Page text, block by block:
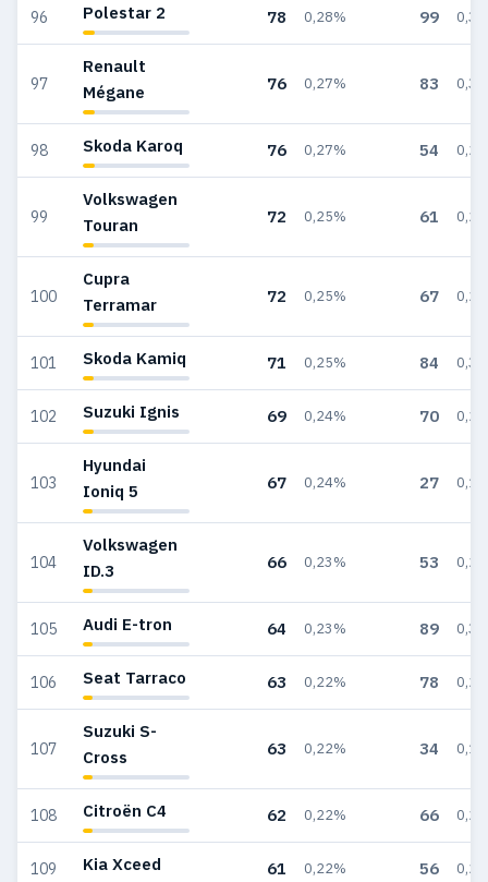
96 Polestar 2 78 0,28% 99
97
Renault
Mégane
76 0,27% 83
98 Skoda Karoq 76 0,27% 54
99
Volkswagen
Touran
72 0,25% 61
100
Cupra
Terramar
72 0,25% 67
101 Skoda Kamiq 71 0,25% 84
102 Suzuki Ignis 69 0,24% 70
103
Hyundai
Ioniq 5
67 0,24% 27
104
Volkswagen
ID.3
66 0,23% 53
105 Audi E-tron 64 0,23% 89
106 Seat Tarraco 63 0,22% 78
107
Suzuki S-
Cross
63 0,22% 34
108 Citroën C4 62 0,22% 66
109 Kia Xceed 61 0,22% 56